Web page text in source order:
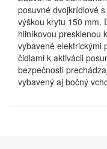
posuvné dvojkrídlové
výškou krytu 150 mm.
hliníkovou presklenou
vybavené elektrickými
čidlami k aktivácii
bezpečnosti
vybavený aj bočný